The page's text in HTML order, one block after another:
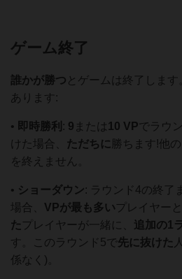
ゲーム終了
誰かが勝つ とゲームは終了します
あります:
• 即時勝利 : 9 または 10 VPでラウ
けた場合、 ただちに 勝ちます!他
を終えません。
• ショーダウン: ラウンド4の終了
場合、 VPが最も多いプレイヤーと
た プレイヤーが一緒に、 追加の1
す。このラウンド5で先に抜けた
係なく)。